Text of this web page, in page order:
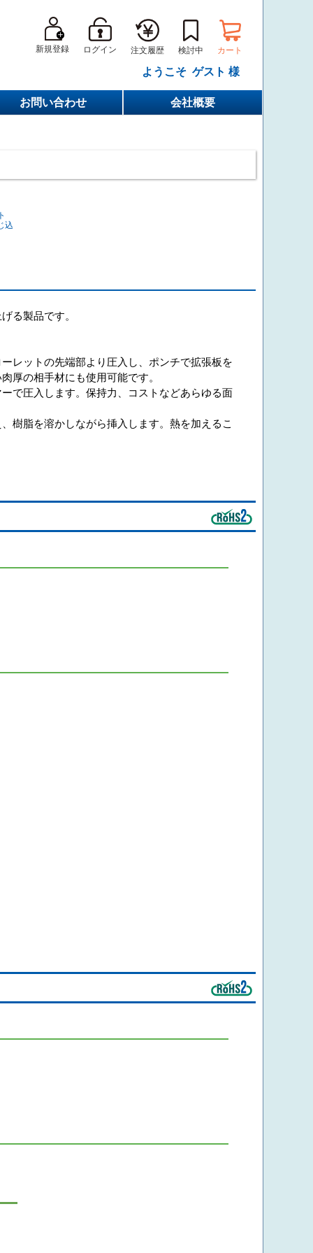
新規登録 ログイン 注文履歴 検討中 カート
ようこそ ゲスト 様
お問い合わせ 会社概要
込
る製品です。
レットの先端部より圧入し、ポンチで拡張板を
厚の相手材にも使用可能です。
で圧入します。保持力、コストなどあらゆる面
樹脂を溶かしながら挿入します。熱を加えるこ